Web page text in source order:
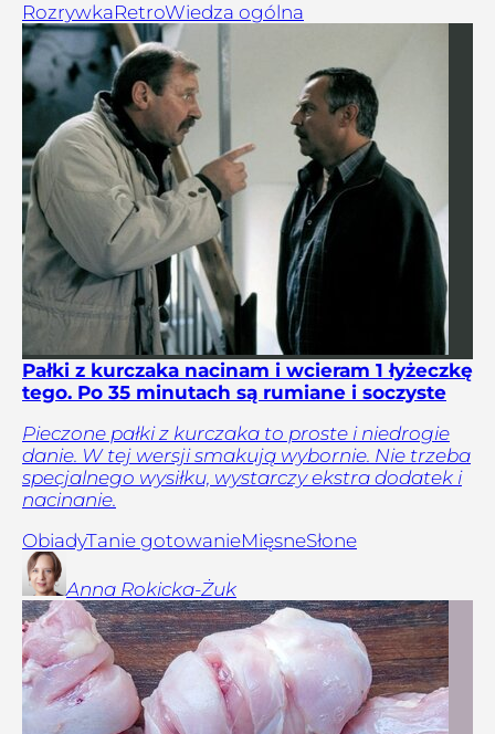
RozrywkaRetroWiedza ogólna
Pałki z kurczaka nacinam i wcieram 1 łyżeczkę
tego. Po 35 minutach są rumiane i soczyste
Pieczone pałki z kurczaka to proste i niedrogie
danie. W tej wersji smakują wybornie. Nie trzeba
specjalnego wysiłku, wystarczy ekstra dodatek i
nacinanie.
ObiadyTanie gotowanieMięsneSłone
Anna Rokicka-Żuk